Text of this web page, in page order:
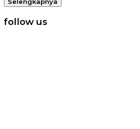
follow us